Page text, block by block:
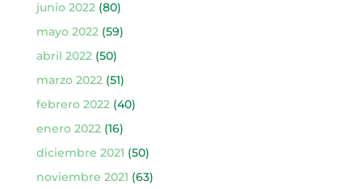
junio 2022(80)
mayo 2022(59)
abril 2022(50)
marzo 2022(51)
febrero 2022(40)
enero 2022(16)
diciembre 2021 (50)
noviembre 2021 (63)